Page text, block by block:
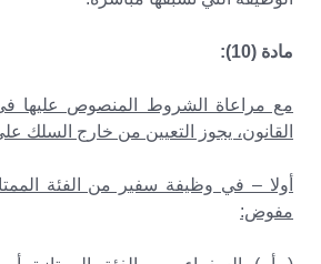
مادة (10):
القانون، يجوز التعيين من خارج السلك
أولا – في وظيفة سفير من الفئة
مفوض: